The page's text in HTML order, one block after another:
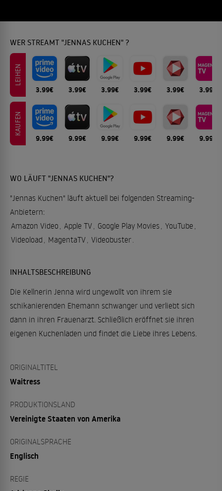
WER STREAMT "JENNAS KUCHEN" ?
LEIHEN
3.99€ 3.99€ 3.99€ 3.99€ 3.99€ 3.99€
KAUFEN
9.99€ 9.99€ 9.99€ 9.99€ 9.99€ 9.99€
WO LÄUFT "JENNAS KUCHEN"?
"Jennas Kuchen" läuft aktuell bei folgenden Streaming-
Anbietern:
Amazon Video , Apple TV, Google Play Movies, YouTube ,
Videoload , MagentaTV, Videobuster.
INHALTSBESCHREIBUNG
Die Kellnerin Jenna wird ungewollt von ihrem sie
schikanierenden Ehemann schwanger und verliebt sich
dann in ihren Frauenarzt. Schließlich eröffnet sie ihren
eigenen Kuchenladen und findet die Liebe ihres Lebens.
ORIGINALTITEL
Waitress
PRODUKTIONSLAND
Vereinigte Staaten von Amerika
ORIGINALSPRACHE
Englisch
REGIE